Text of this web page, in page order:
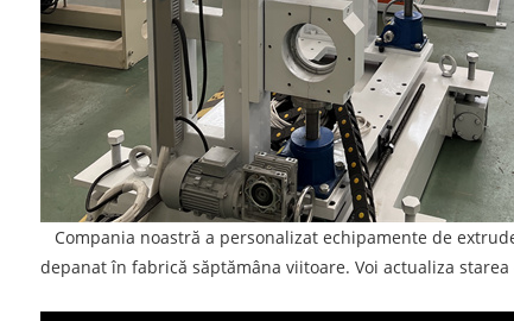
Compania noastră a personalizat echipamente de
depanat în fabrică săptămâna viitoare. Voi actualiza